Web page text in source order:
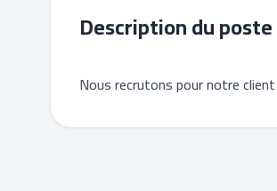
Description du poste
Nous recrutons pour notre